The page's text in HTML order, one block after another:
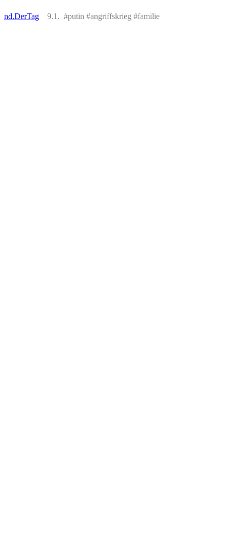
nd.DerTag 9.1. #putin #angriffskrieg #familie